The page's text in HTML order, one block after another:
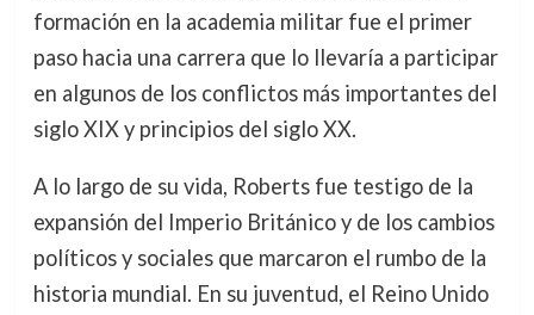
formación en la academia militar fue el primer
paso hacia una carrera que lo llevaría a participar
en algunos de los conflictos más importantes del
siglo XIX y principios del siglo XX.
A lo largo de su vida, Roberts fue testigo de la
expansión del Imperio Británico y de los cambios
políticos y sociales que marcaron el rumbo de la
historia mundial. En su juventud, el Reino Unido